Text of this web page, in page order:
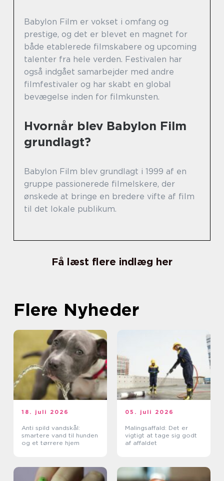
Babylon Film er vokset i omfang og
prestige, og det er blevet en magnet for
både etablerede filmskabere og upcoming
talenter fra hele verden. Festivalen har
også indgået samarbejder med andre
filmfestivaler og har skabt en global
bevægelse inden for filmkunsten.
Hvornår blev Babylon Film
grundlagt?
Babylon Film blev grundlagt i 1999 af en
gruppe passionerede filmelskere, der
ønskede at bringe en bredere vifte af film
til det lokale publikum.
Få læst flere indlæg her
Flere Nyheder
18. juli 2026
Anti spild vandskål:
smartere vand til hunden
og et tørrere hjem
05. juli 2026
Malingsaffald: Det er
vigtigt at tage sig godt
af affaldet